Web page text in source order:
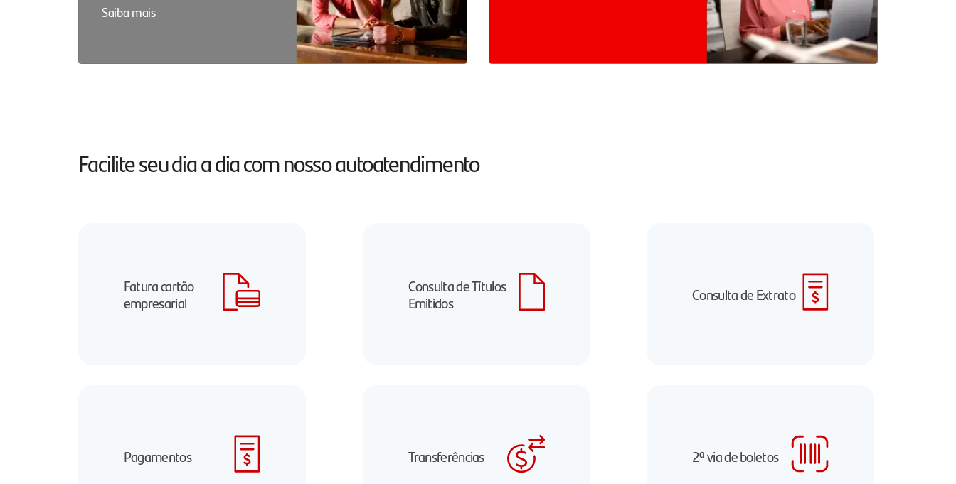
Saiba mais
Facilite seu dia a dia com nosso autoatendimento
Fatura cartão
empresarial
Consulta de Títulos
Emitidos
Consulta de Extrato
Pagamentos Transferências 2ª via de boletos